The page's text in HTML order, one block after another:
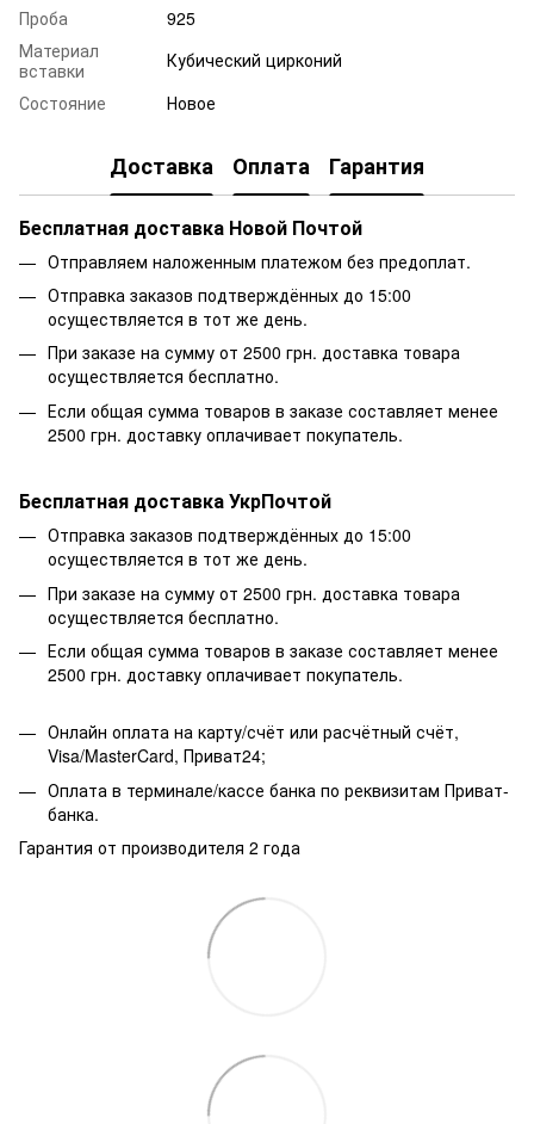
Проба
925
Материал
вставки
Кубический цирконий
Состояние
Новое
Доставка Оплата Гарантия
Бесплатная доставка Новой Почтой
Отправляем наложенным платежом без предоплат.
Отправка заказов подтверждённых до 15:00
осуществляется в тот же день.
При заказе на сумму от 2500 грн. доставка товара
осуществляется бесплатно.
Если общая сумма товаров в заказе составляет менее
2500 грн. доставку оплачивает покупатель.
Бесплатная доставка УкрПочтой
Отправка заказов подтверждённых до 15:00
осуществляется в тот же день.
При заказе на сумму от 2500 грн. доставка товара
осуществляется бесплатно.
Если общая сумма товаров в заказе составляет менее
2500 грн. доставку оплачивает покупатель.
Онлайн оплата на карту/счёт или расчётный счёт,
Visa/MasterCard, Приват24;
Оплата в терминале/кассе банка по реквизитам Приват-
банка.
Гарантия от производителя 2 года